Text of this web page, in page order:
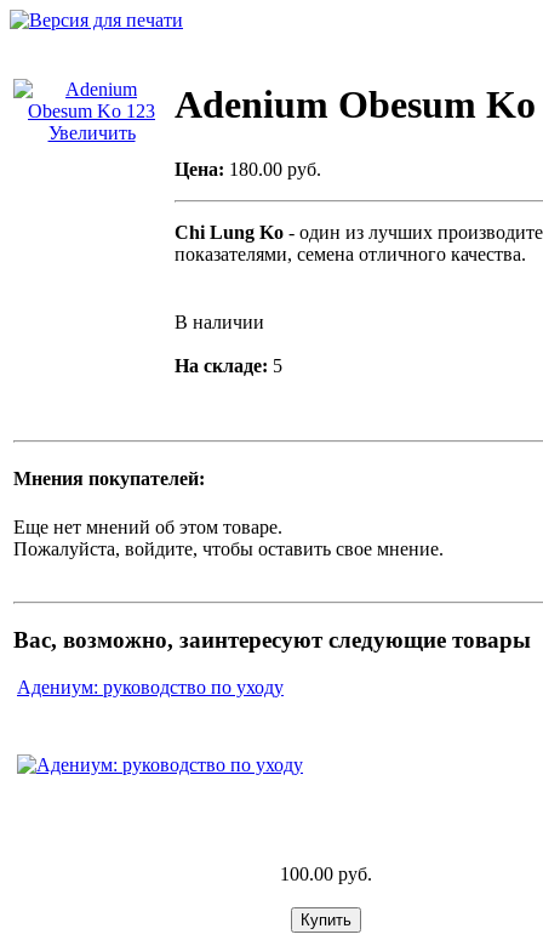
Увеличить
Adenium Obesum Ko
Цена: 180.00 руб.
Chi Lung Ko - один из лучших
показателями, семена отличного качества.
В наличии
На складе: 5
Мнения покупателей:
Еще нет мнений об этом товаре.
Пожалуйста, войдите, чтобы оставить свое мнение.
Вас, возможно, заинтересуют следующие товары
Адениум: руководство по уходу
100.00 руб.